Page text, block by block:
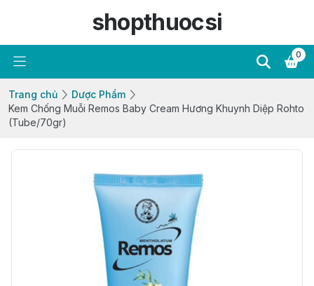
shopthuocsi
0
Trang chủ
Dược Phẩm
Kem Chống Muỗi Remos Baby Cream Hương Khuynh Diệp Rohto
(Tube/70gr)